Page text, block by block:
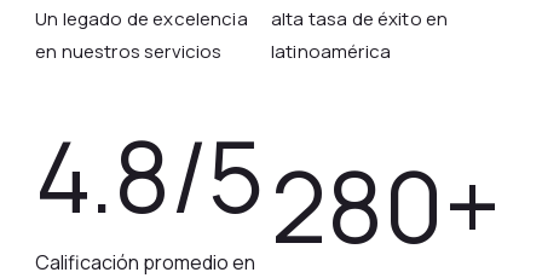
Un legado de excelencia
en nuestros servicios
alta tasa de éxito en
latinoamérica
4.8/5
Calificación promedio en
280+